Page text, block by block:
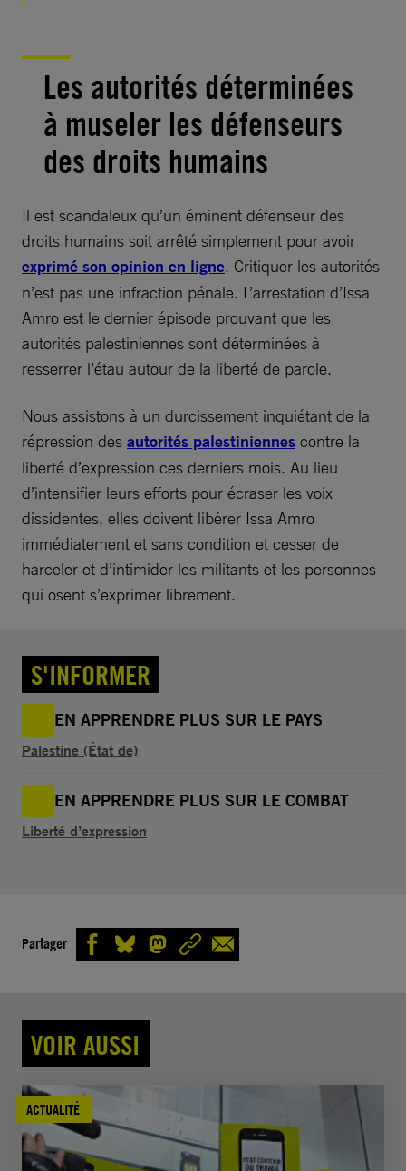
Les autorités déterminées
à museler les défenseurs
des droits humains
Il est scandaleux qu’un éminent défenseur des
droits humains soit arrêté simplement pour avoir
exprimé son opinion en ligne. Critiquer les autorités
n’est pas une infraction pénale. L’arrestation d’Issa
Amro est le dernier épisode prouvant que les
autorités palestiniennes sont déterminées à
resserrer l’étau autour de la liberté de parole.
Nous assistons à un durcissement inquiétant de la
répression des autorités palestiniennes contre la
liberté d’expression ces derniers mois. Au lieu
d’intensifier leurs efforts pour écraser les voix
dissidentes, elles doivent libérer Issa Amro
immédiatement et sans condition et cesser de
harceler et d’intimider les militants et les personnes
qui osent s’exprimer librement.
S'INFORMER
EN APPRENDRE PLUS SUR LE PAYS
Palestine (État de)
EN APPRENDRE PLUS SUR LE COMBAT
Liberté d’expression
Partager
VOIR AUSSI
ACTUALITÉ